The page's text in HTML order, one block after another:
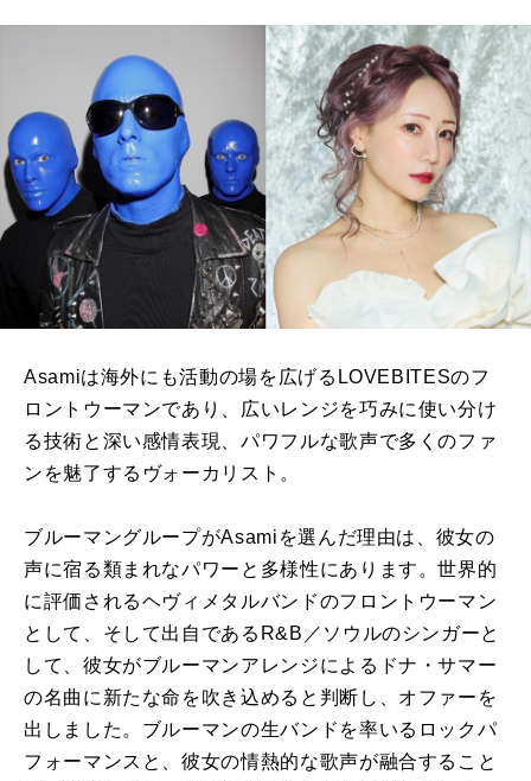
Asamiは海外にも活動の場を広げるLOVEBITESのフ
ロントウーマンであり、広いレンジを巧みに使い分け
る技術と深い感情表現、パワフルな歌声で多くのファ
ンを魅了するヴォーカリスト。
ブルーマングループがAsamiを選んだ理由は、彼女の
声に宿る類まれなパワーと多様性にあります。世界的
に評価されるヘヴィメタルバンドのフロントウーマン
として、そして出自であるR&B／ソウルのシンガーと
して、彼女がブルーマンアレンジによるドナ・サマー
の名曲に新たな命を吹き込めると判断し、オファーを
出しました。ブルーマンの生バンドを率いるロックパ
フォーマンスと、彼女の情熱的な歌声が融合すること